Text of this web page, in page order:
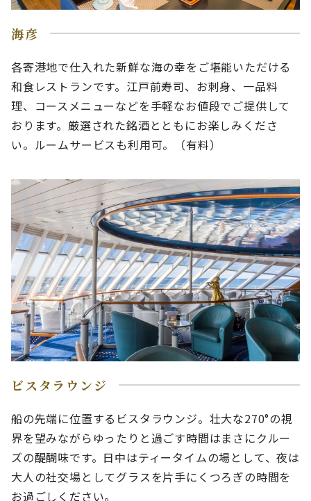
海彦
各寄港地で仕入れた新鮮な海の幸をご堪能いただける
和食レストランです。江戸前寿司、お刺身、一品料
理、コースメニューなどを手軽なお値段でご提供して
おります。厳選された銘酒とともにお楽しみくださ
い。ルームサービスも利用可。（有料）
ビスタラウンジ
船の先端に位置するビスタラウンジ。壮大な270°の視
界を望みながらゆったりと過ごす時間はまさにクルー
ズの醍醐味です。日中はティータイムの場として、夜は
大人の社交場としてグラスを片手にくつろぎの時間を
お過ごしください。